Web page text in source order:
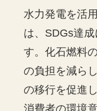
水力発電を活
は、SDGs達
す。化石燃料
の負担を減ら
の移行を促進
消費者の環境